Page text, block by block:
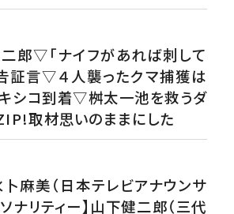
郎▽「ナイフがあれば刺して
証言▽４人襲ったクマ捕獲は
シコ到着▽桝太一池を救うダ
取材思いのままにした
卜麻美（日本テレビアナウンサ
ナリティー】山下健二郎（三代